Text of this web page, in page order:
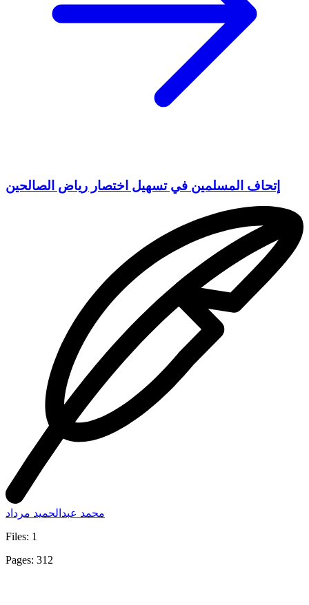
إتحاف المسلمين في تسهيل اختصار رياض الصالحين
محمد عبدالحميد مرداد
Files: 1
Pages: 312